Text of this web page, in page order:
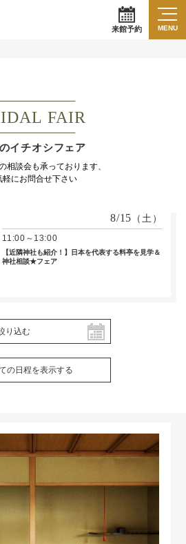
来館予約 MENU
FAIR
イチオシフェア
相談会も承っております、
軽にお問合せ下さい
8/15 （土）
11:00～13:00
【近隣神社も紹介！】日本を代表する料亭を見学＆
神社相談★フェア
り込む
の日程を表示する